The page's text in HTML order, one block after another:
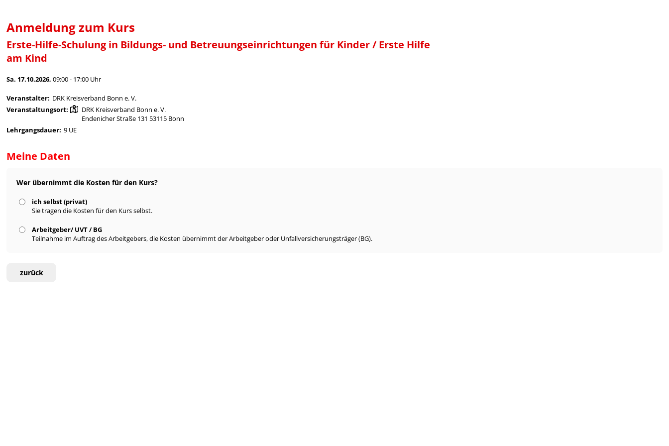
Anmeldung zum Kurs
Erste-Hilfe-Schulung in Bildungs- und Betreuungseinrichtungen für Kinder / Erste Hilfe
am Kind
Sa. 17.10.2026,09:00 - 17:00 Uhr
Veranstalter: DRK Kreisverband Bonn e. V.
Veranstaltungsort:
DRK Kreisverband Bonn e. V.
Endenicher Straße 131 53115 Bonn
Lehrgangsdauer: 9 UE
Meine Daten
Wer übernimmt die Kosten für den Kurs?
ich selbst (privat)
Sie tragen die Kosten für den Kurs selbst.
Arbeitgeber/ UVT / BG
Teilnahme im Auftrag des Arbeitgebers, die Kosten übernimmt der Arbeitgeber oder Unfallversicherungsträger (BG).
zurück